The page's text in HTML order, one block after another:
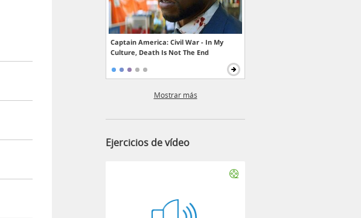
Captain America: Civil War - In My
Culture, Death Is Not The End
Mostrar más
Ejercicios de vídeo